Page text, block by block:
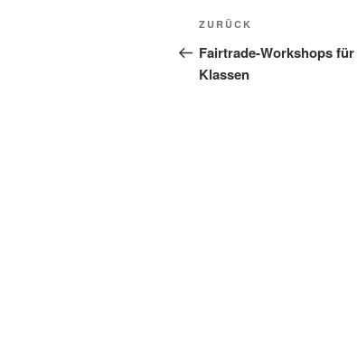
Vorheriger
Beitrag
ZURÜCK
Fairtrade-Workshops für
Klassen